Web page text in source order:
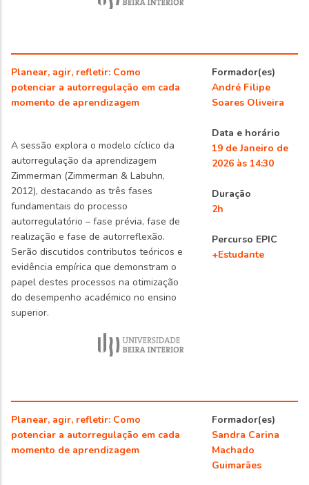
Planear, agir, refletir: Como
potenciar a autorregulação em cada
momento de aprendizagem
A sessão explora o modelo cíclico da
autorregulação da aprendizagem
Zimmerman (Zimmerman & Labuhn,
2012), destacando as três fases
fundamentais do processo
autorregulatório – fase prévia, fase de
realização e fase de autorreflexão.
Serão discutidos contributos teóricos e
evidência empírica que demonstram o
papel destes processos na otimização
do desempenho académico no ensino
superior.
Formador(es)
André Filipe
Soares Oliveira
Data e horário
19 de Janeiro de
2026 às 14:30
Duração
2h
Percurso EPIC
+Estudante
Planear, agir, refletir: Como
potenciar a autorregulação em cada
momento de aprendizagem
Formador(es)
Sandra Carina
Machado
Guimarães